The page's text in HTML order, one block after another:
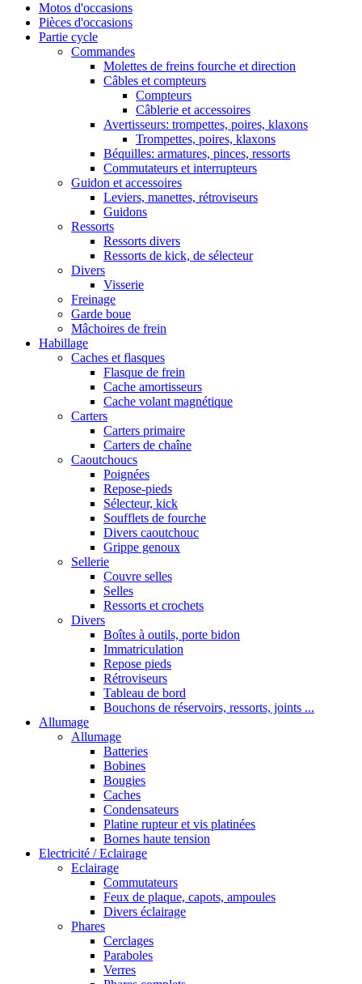
Motos d'occasions
Pièces d'occasions
Partie cycle
Commandes
Molettes de freins fourche et direction
Câbles et compteurs
Compteurs
Câblerie et accessoires
Avertisseurs: trompettes, poires, klaxons
Trompettes, poires, klaxons
Béquilles: armatures, pinces, ressorts
Commutateurs et interrupteurs
Guidon et accessoires
Leviers, manettes, rétroviseurs
Guidons
Ressorts
Ressorts divers
Ressorts de kick, de sélecteur
Divers
Visserie
Freinage
Garde boue
Mâchoires de frein
Habillage
Caches et flasques
Flasque de frein
Cache amortisseurs
Cache volant magnétique
Carters
Carters primaire
Carters de chaîne
Caoutchoucs
Poignées
Repose-pieds
Sélecteur, kick
Soufflets de fourche
Divers caoutchouc
Grippe genoux
Sellerie
Couvre selles
Selles
Ressorts et crochets
Divers
Boîtes à outils, porte bidon
Immatriculation
Repose pieds
Rétroviseurs
Tableau de bord
Bouchons de réservoirs, ressorts, joints ...
Allumage
Allumage
Batteries
Bobines
Bougies
Caches
Condensateurs
Platine rupteur et vis platinées
Bornes haute tension
Electricité / Eclairage
Eclairage
Commutateurs
Feux de plaque, capots, ampoules
Divers éclairage
Phares
Cerclages
Paraboles
Verres